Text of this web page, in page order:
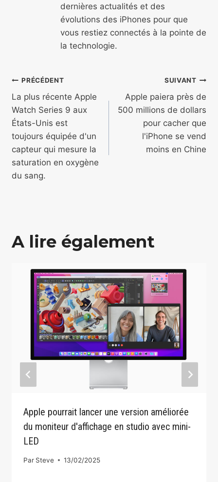
dernières actualités et des
évolutions des iPhones pour que
vous restiez connectés à la pointe de
la technologie.
Navigation
de
l’article
PRÉCÉDENT
La plus récente Apple
Watch Series 9 aux
États-Unis est
toujours équipée d'un
capteur qui mesure la
saturation en oxygène
du sang.
SUIVANT
Apple paiera près de
500 millions de dollars
pour cacher que
l'iPhone se vend
moins en Chine
A lire également
Apple pourrait lancer une version améliorée
du moniteur d'affichage en studio avec mini-
LED
Par Steve 13/02/2025